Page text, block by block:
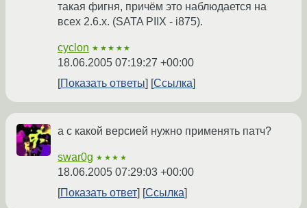
такая фигня, причём это наблюдается на
всех 2.6.х. (SATA PIIX - i875).
cyclon ★★★★★
18.06.2005 07:19:27 +00:00
Показать ответы
Ссылка
а с какой версией нужно применять патч?
swar0g ★★★★
18.06.2005 07:29:03 +00:00
Показать ответ
Ссылка